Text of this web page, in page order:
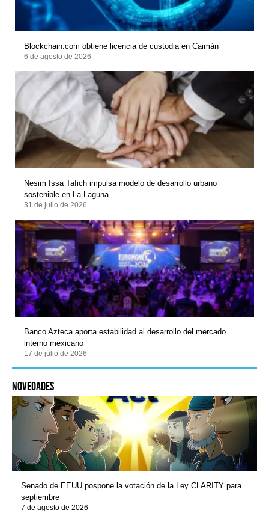
Blockchain.com obtiene licencia de custodia en Caimán
6 de agosto de 2026
Nesim Issa Tafich impulsa modelo de desarrollo urbano
sostenible en La Laguna
31 de julio de 2026
Banco Azteca aporta estabilidad al desarrollo del mercado
interno mexicano
17 de julio de 2026
novedades
Senado de EEUU pospone la votación de la Ley CLARITY para
septiembre
7 de agosto de 2026